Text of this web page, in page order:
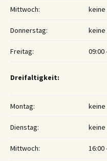
Mittwoch: keine
Donnerstag: keine
Freitag: 09:00
Dreifaltigkeit:
Montag: keine
Dienstag: keine
Mittwoch: 16:00